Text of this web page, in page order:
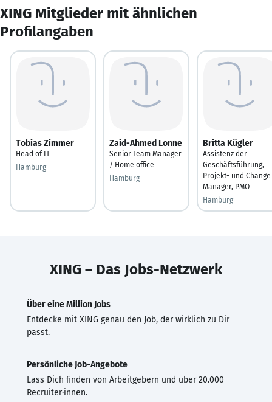
XING Mitglieder mit ähnlichen
Profilangaben
Tobias Zimmer
Head of IT
Hamburg
Zaid-Ahmed Lonne
Senior Team Manager
/ Home office
Hamburg
Britta Kügler
Assistenz der
Geschäftsführung,
Projekt- und Change
Manager, PMO
Hamburg
XING – Das Jobs-Netzwerk
Über eine Million Jobs
Entdecke mit XING genau den Job, der wirklich zu Dir
passt.
Persönliche Job-Angebote
Lass Dich finden von Arbeitgebern und über 20.000
Recruiter·innen.